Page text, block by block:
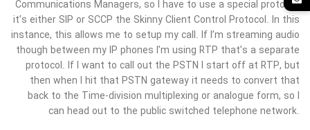
Communications Managers, so I have to use a special protocol,
it’s either SIP or SCCP the Skinny Client Control Protocol. In this
instance, this allows me to setup my call. If I’m streaming audio
though between my IP phones I’m using RTP that’s a separate
protocol. If I want to call out the PSTN I start off at RTP, but
then when I hit that PSTN gateway it needs to convert that
back to the Time-division multiplexing or analogue form, so I
can head out to the public switched telephone network.